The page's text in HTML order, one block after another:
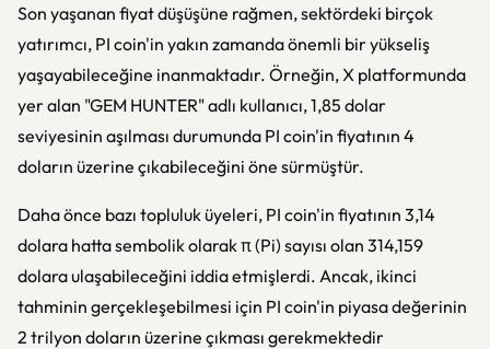
Son yaşanan fiyat düşüşüne rağmen, sektördeki birçok
yatırımcı, PI coin'in yakın zamanda önemli bir yükseliş
yaşayabileceğine inanmaktadır. Örneğin, X platformunda
yer alan "GEM HUNTER" adlı kullanıcı, 1,85 dolar
seviyesinin aşılması durumunda PI coin'in fiyatının 4
doların üzerine çıkabileceğini öne sürmüştür.
Daha önce bazı topluluk üyeleri, PI coin'in fiyatının 3,14
dolara hatta sembolik olarak π (Pi) sayısı olan 314,159
dolara ulaşabileceğini iddia etmişlerdi. Ancak, ikinci
tahminin gerçekleşebilmesi için PI coin'in piyasa değerinin
2 trilyon doların üzerine çıkması gerekmektedir